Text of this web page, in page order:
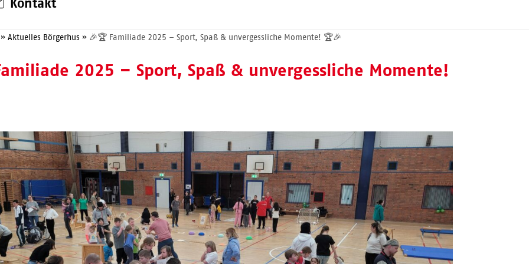
Kontakt
Aktuelles Börgerhus » 🎉🏆 Familiade 2025 – Sport, Spaß & unvergessliche Momente! 🏆🎉
2025 – Sport, Spaß & unvergessliche Momente!